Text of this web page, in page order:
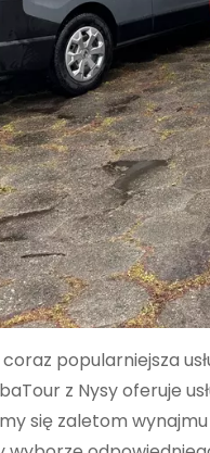
popularniejsza
z Nysy oferuje
się zaletom